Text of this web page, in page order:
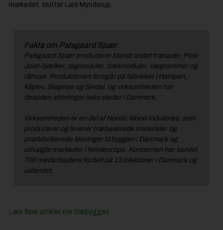
markedet, slutter Lars Mynderup.
Fakta om Palsgaard Spær
Palsgaard Spær producerer blandt andet træspær, Posi-
Joist-bjælker, tagmoduler, dækmoduler, vægrammer og
råhuse. Produktionen foregår på fabrikker i Hampen,
Kliplev, Slagelse og Sindal, og virksomheden har
desuden afdelinger seks steder i Danmark.
Virksomheden er en del af Nordic Wood Industries, som
producerer og leverer træbaserede materialer og
præfabrikerede løsninger til byggeri i Danmark og
udvalgte markeder i Nordeuropa. Koncernen har samlet
700 medarbejdere fordelt på 13 lokationer i Danmark og
udlandet.
Læs flere artikler om træbyggeri